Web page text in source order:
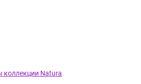
коллекции Natura